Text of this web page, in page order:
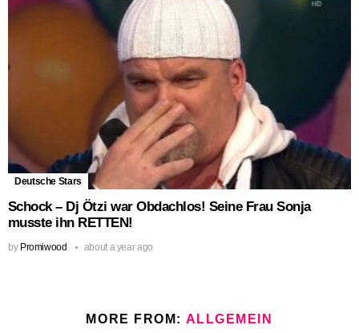
Deutsche Stars
Schock – Dj Ötzi war Obdachlos! Seine Frau Sonja
musste ihn RETTEN!
by Promiwood about a year ago
MORE FROM: ALLGEMEIN